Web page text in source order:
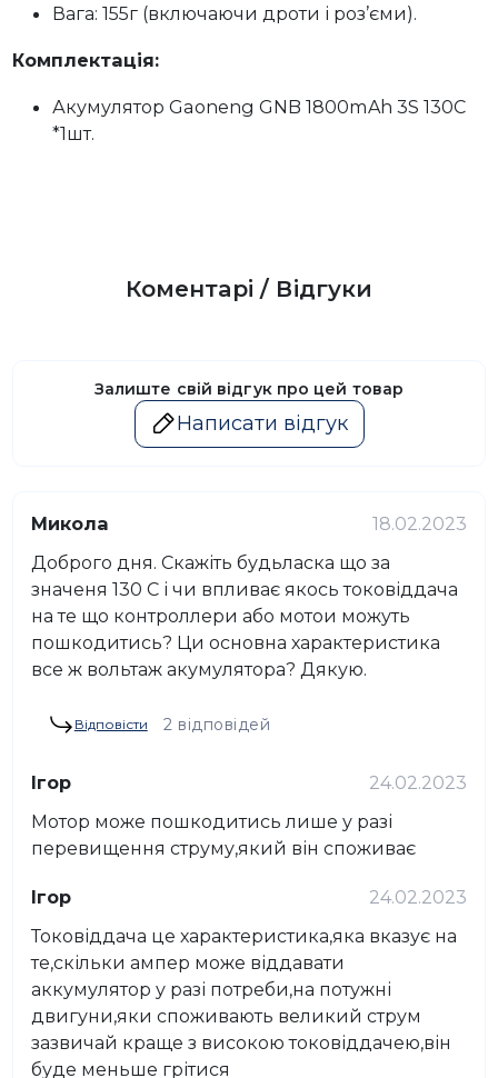
Вага: 155г (включаючи дроти і роз’єми).
Комплектація:
Акумулятор Gaoneng GNB 1800mAh 3S 130C
*1шт.
Коментарі / Відгуки
Залиште свій відгук про цей товар
Написати відгук
Микола
18.02.2023
Доброго дня. Скажіть будьласка що за
значеня 130 С і чи впливає якось токовіддача
на те що контроллери або мотои можуть
пошкодитись? Ци основна характеристика
все ж вольтаж акумулятора? Дякую.
Відповісти 2 відповідей
Ігор
24.02.2023
Мотор може пошкодитись лише у разі
перевищення струму,який він споживає
Ігор
24.02.2023
Токовіддача це характеристика,яка вказує на
те,скільки ампер може віддавати
аккумулятор у разі потреби,на потужні
двигуни,яки споживають великий струм
зазвичай краще з високою токовіддачею,він
буде меньше грітися